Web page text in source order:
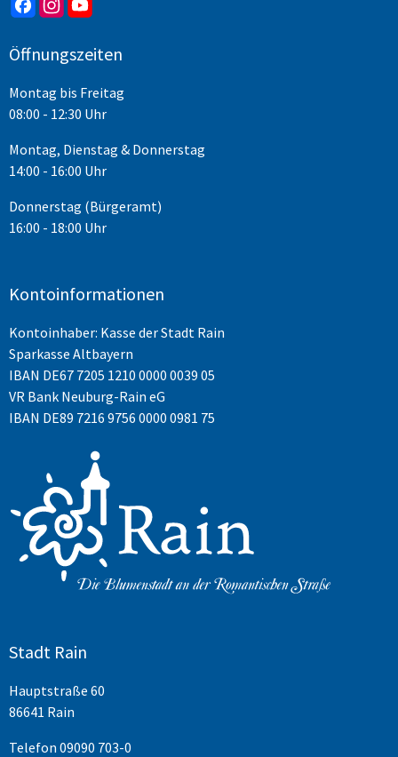
Öffnungszeiten
Montag bis Freitag
08:00 - 12:30 Uhr
Montag, Dienstag & Donnerstag
14:00 - 16:00 Uhr
Donnerstag (Bürgeramt)
16:00 - 18:00 Uhr
Kontoinformationen
Kontoinhaber: Kasse der Stadt Rain
Sparkasse Altbayern
IBAN DE67 7205 1210 0000 0039 05
VR Bank Neuburg-Rain eG
IBAN DE89 7216 9756 0000 0981 75
Stadt Rain
Hauptstraße 60
86641 Rain
Telefon 09090 703-0